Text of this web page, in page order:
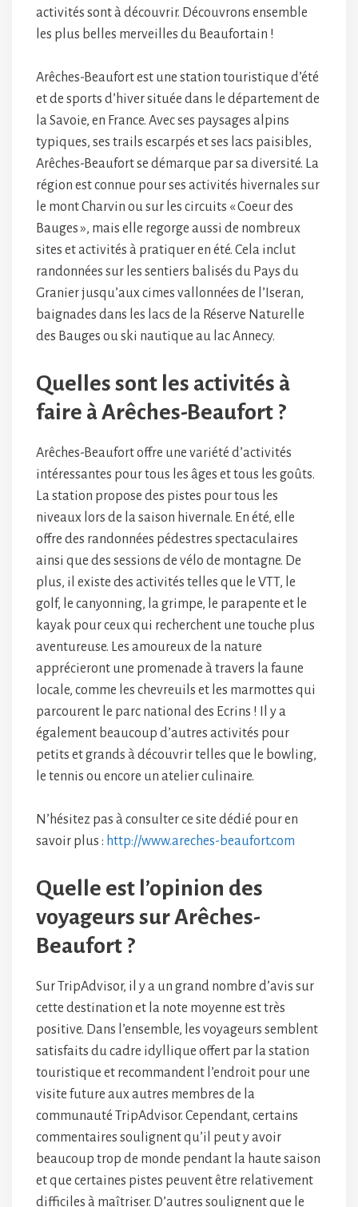
activités sont à découvrir. Découvrons ensemble
les plus belles merveilles du Beaufortain !
Arêches-Beaufort est une station touristique d’été
et de sports d’hiver située dans le département de
la Savoie, en France. Avec ses paysages alpins
typiques, ses trails escarpés et ses lacs paisibles,
Arêches-Beaufort se démarque par sa diversité. La
région est connue pour ses activités hivernales sur
le mont Charvin ou sur les circuits « Coeur des
Bauges », mais elle regorge aussi de nombreux
sites et activités à pratiquer en été. Cela inclut
randonnées sur les sentiers balisés du Pays du
Granier jusqu’aux cimes vallonnées de l’Iseran,
baignades dans les lacs de la Réserve Naturelle
des Bauges ou ski nautique au lac Annecy.
Quelles sont les activités à
faire à Arêches-Beaufort ?
Arêches-Beaufort offre une variété d’activités
intéressantes pour tous les âges et tous les goûts.
La station propose des pistes pour tous les
niveaux lors de la saison hivernale. En été, elle
offre des randonnées pédestres spectaculaires
ainsi que des sessions de vélo de montagne. De
plus, il existe des activités telles que le VTT, le
golf, le canyonning, la grimpe, le parapente et le
kayak pour ceux qui recherchent une touche plus
aventureuse. Les amoureux de la nature
apprécieront une promenade à travers la faune
locale, comme les chevreuils et les marmottes qui
parcourent le parc national des Ecrins ! Il y a
également beaucoup d’autres activités pour
petits et grands à découvrir telles que le bowling,
le tennis ou encore un atelier culinaire.
N’hésitez pas à consulter ce site dédié pour en
savoir plus : http://www.areches-beaufort.com
Quelle est l’opinion des
voyageurs sur Arêches-
Beaufort ?
Sur TripAdvisor, il y a un grand nombre d’avis sur
cette destination et la note moyenne est très
positive. Dans l’ensemble, les voyageurs semblent
satisfaits du cadre idyllique offert par la station
touristique et recommandent l’endroit pour une
visite future aux autres membres de la
communauté TripAdvisor. Cependant, certains
commentaires soulignent qu’il peut y avoir
beaucoup trop de monde pendant la haute saison
et que certaines pistes peuvent être relativement
difficiles à maîtriser. D’autres soulignent que le